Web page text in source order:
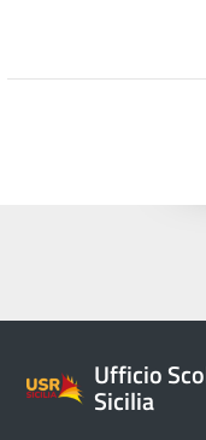
Ufficio
Sicilia